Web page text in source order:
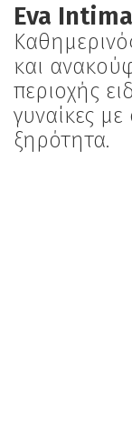
Eva
και
περιοχής
γυναίκες
ξηρότητα.